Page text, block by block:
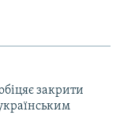
закрити